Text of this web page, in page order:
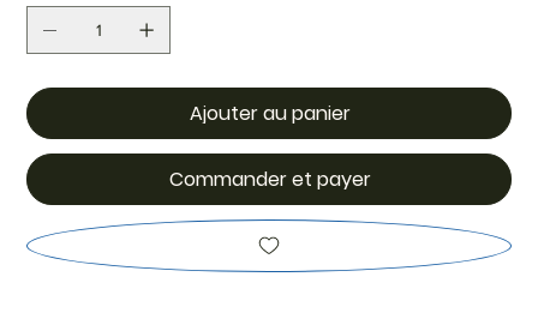
Ajouter au panier
Commander et payer